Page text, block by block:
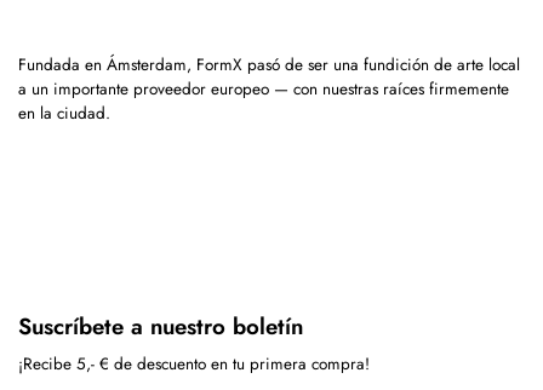
Fundada en Ámsterdam, FormX pasó de ser una fundición de arte local
a un importante proveedor europeo — con nuestras raíces firmemente
en la ciudad.
Suscríbete a nuestro boletín
¡Recibe 5,- € de descuento en tu primera compra!